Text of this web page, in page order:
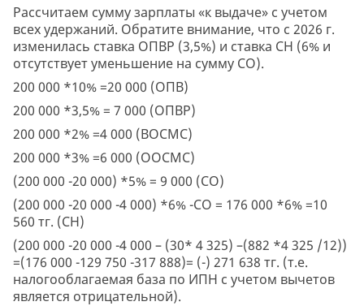
Рассчитаем сумму зарплаты «к выдаче» с учетом
всех удержаний. Обратите внимание, что с 2026 г.
изменилась ставка ОПВР (3,5%) и ставка СН (6% и
отсутствует уменьшение на сумму СО).
200 000 *10% =20 000 (ОПВ)
200 000 *3,5% = 7 000 (ОПВР)
200 000 *2% =4 000 (ВОСМС)
200 000 *3% =6 000 (ООСМС)
(200 000 -20 000) *5% = 9 000 (СО)
(200 000 -20 000 -4 000) *6% -СО = 176 000 *6% =10
560 тг. (СН)
(200 000 -20 000 -4 000 – (30* 4 325) –(882 *4 325 /12))
=(176 000 -129 750 -317 888)= (-) 271 638 тг. (т.е.
налогооблагаемая база по ИПН с учетом вычетов
является отрицательной).